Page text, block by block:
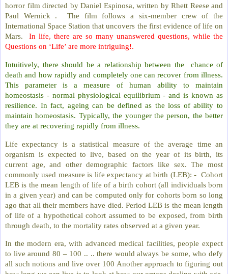
horror film directed by Daniel Espinosa, written by Rhett Reese and
Paul Wernick . The film follows a six-member crew of the
International Space Station that uncovers the first evidence of life on
Mars.
In life, there are so many unanswered questions, while the
Questions on ‘Life’ are more intriguing!.
Intuitively, there should be a relationship between the chance of
death and how rapidly and completely one can recover from illness.
This parameter is a measure of human ability to maintain
homeostasis - normal physiological equilibrium - and is known as
resilience. In fact, ageing can be defined as the loss of ability to
maintain homeostasis. Typically, the younger the person, the better
they are at recovering rapidly from illness.
Life expectancy is a statistical measure of the average time an
organism is expected to live, based on the year of its birth, its
current age, and other demographic factors like sex. The most
commonly used measure is life expectancy at birth (LEB): - Cohort
LEB is the mean length of life of a birth cohort (all individuals born
in a given year) and can be computed only for cohorts born so long
ago that all their members have died. Period LEB is the mean length
of life of a hypothetical cohort assumed to be exposed, from birth
through death, to the mortality rates observed at a given year.
In the modern era, with advanced medical facilities, people expect
to live around 80 – 100 .. .. there would always be some, who defy
all such notions and live over 100 Another approach to figuring out